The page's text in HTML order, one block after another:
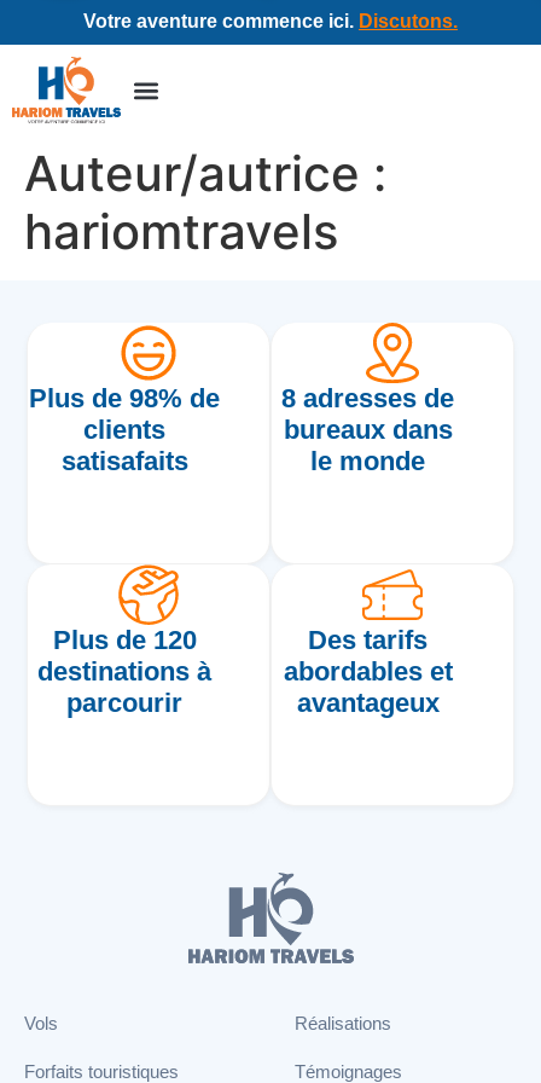
Votre aventure commence ici. Discutons.
Auteur/autrice :
hariomtravels
Plus de 98% de
clients
satisafaits
8 adresses de
bureaux dans
le monde
Plus de 120
destinations à
parcourir
Des tarifs
abordables et
avantageux
Vols
Forfaits touristiques
Réalisations
Témoignages